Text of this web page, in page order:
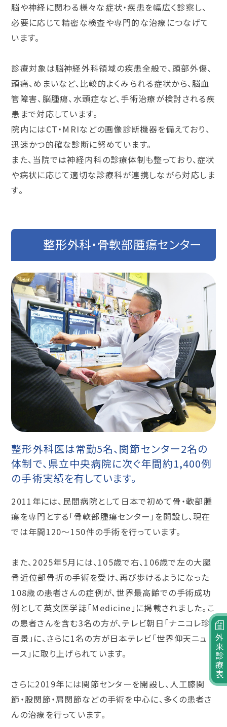
脳や神経に関わる様々な症状・疾患を幅広く診察し、
必要に応じて精密な検査や専門的な治療につなげて
います。
診療対象は脳神経外科領域の疾患全般で、頭部外傷、
頭痛、めまいなど、比較的よくみられる症状から、脳血
管障害、脳腫瘍、水頭症など、手術治療が検討される疾
患まで対応しています。
院内にはCT・MRIなどの画像診断機器を備えており、
迅速かつ的確な診断に努めています。
また、当院では神経内科の診療体制も整っており、症状
や病状に応じて適切な診療科が連携しながら対応しま
す。
整形外科・骨軟部腫瘍センター
整形外科医は常勤5名、関節センター2名の
体制で、県立中央病院に次ぐ年間約1,400例
の手術実績を有しています。
2011年には、民間病院として日本で初めて骨・軟部腫
瘍を専門とする「骨軟部腫瘍センター」を開設し、現在
では年間120～150件の手術を行っています。
また、2025年5月には、105歳で右、106歳で左の大腿
骨近位部骨折の手術を受け、再び歩けるようになった
108歳の患者さんの症例が、世界最高齢での手術成功
例として英文医学誌「Medicine」に掲載されました。こ
の患者さんを含む3名の方が、テレビ朝日「ナニコレ珍
百景」に、さらに1名の方が日本テレビ「世界仰天ニュ
ース」に取り上げられています。
さらに2019年には関節センターを開設し、人工膝関
節・股関節・肩関節などの手術を中心に、多くの患者さ
んの治療を行っています。
外来診療表